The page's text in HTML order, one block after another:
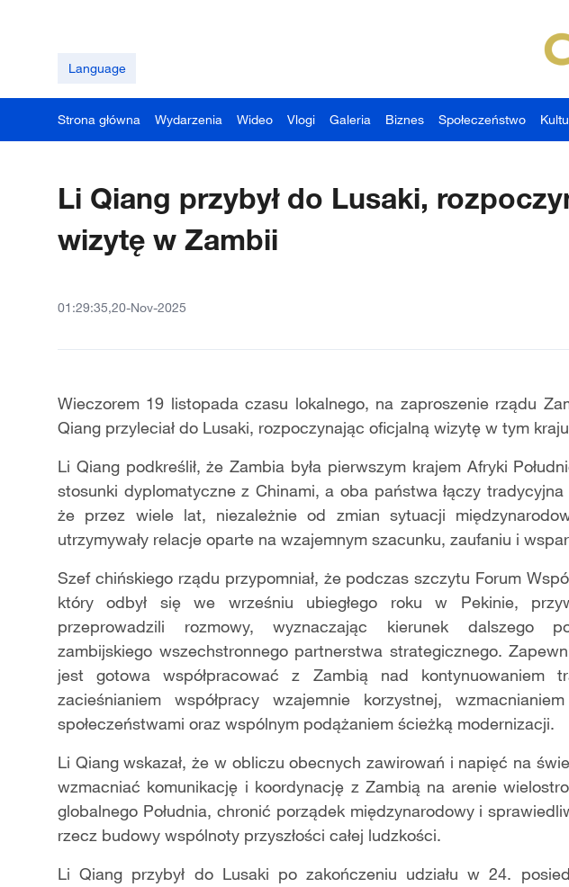
Language
Strona główna Wydarzenia Wideo Vlogi Galeria Biznes Społeczeństwo
Li Qiang przybył do Lusaki,
wizytę w Zambii
01:29:35,20-Nov-2025
Wieczorem 19 listopada czasu lokalnego, na zaproszenie rządu
Qiang przyleciał do Lusaki, rozpoczynając oficjalną wizytę w tym
Li Qiang podkreślił, że Zambia była pierwszym krajem Afryki
stosunki dyplomatyczne z Chinami, a oba państwa łączy tradycyjna
że przez wiele lat, niezależnie od zmian sytuacji
utrzymywały relacje oparte na wzajemnym szacunku, zaufaniu i
Szef chińskiego rządu przypomniał, że podczas szczytu Forum
który odbył się we wrześniu ubiegłego roku w Pekinie,
przeprowadzili rozmowy, wyznaczając kierunek dalszego
zambijskiego wszechstronnego partnerstwa strategicznego.
jest gotowa współpracować z Zambią nad kontynuowaniem
zacieśnianiem współpracy wzajemnie korzystnej,
społeczeństwami oraz wspólnym podążaniem ścieżką modernizacji.
Li Qiang wskazał, że w obliczu obecnych zawirowań i napięć na
wzmacniać komunikację i koordynację z Zambią na arenie
globalnego Południa, chronić porządek międzynarodowy i
rzecz budowy wspólnoty przyszłości całej ludzkości.
Li Qiang przybył do Lusaki po zakończeniu udziału w 24.